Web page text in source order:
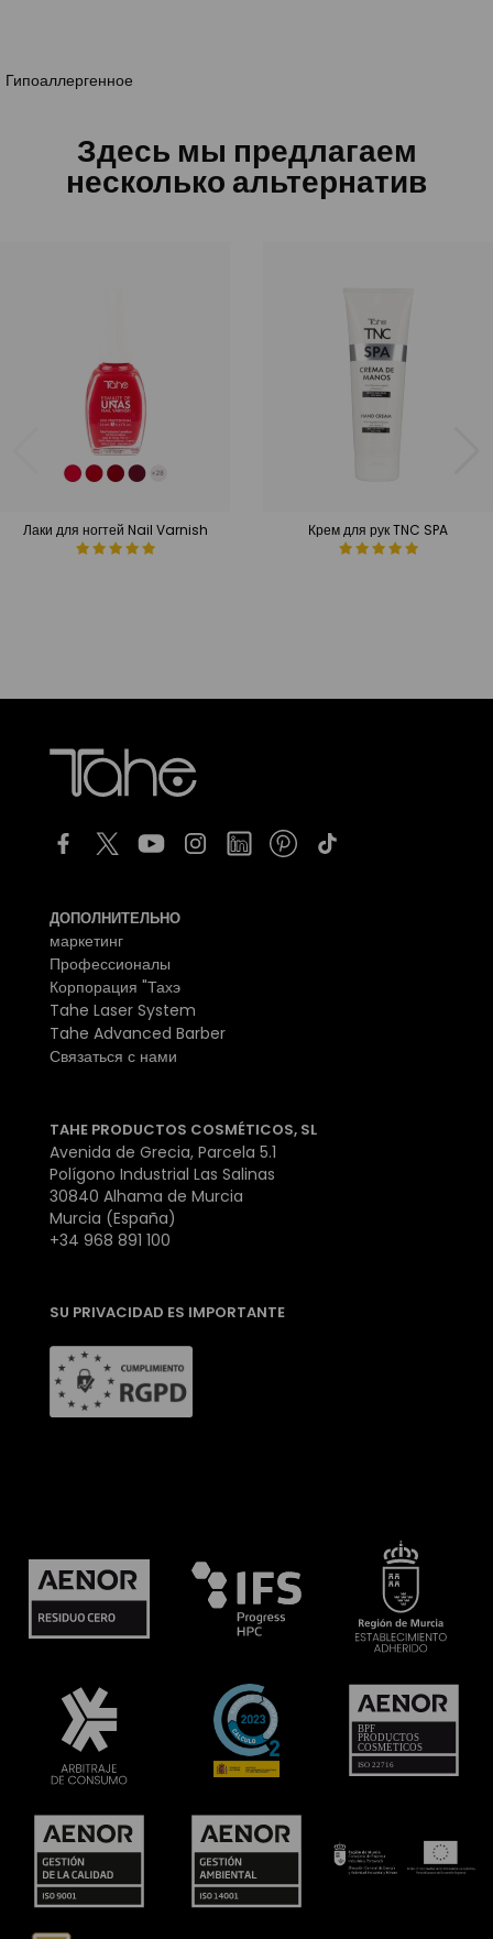
Гипоаллергенное
Здесь мы предлагаем
несколько альтернатив
Лаки для ногтей Nail Varnish Крем для рук TNC SPA
ДОПОЛНИТЕЛЬНО
маркетинг
Профессионалы
Корпорация "Тахэ
Tahe Laser System
Tahe Advanced Barber
Связаться с нами
TAHE PRODUCTOS COSMÉTICOS, SL
Avenida de Grecia, Parcela 5.1
Polígono Industrial Las Salinas
30840 Alhama de Murcia
Murcia (España)
+34 968 891 100
SU PRIVACIDAD ES IMPORTANTE